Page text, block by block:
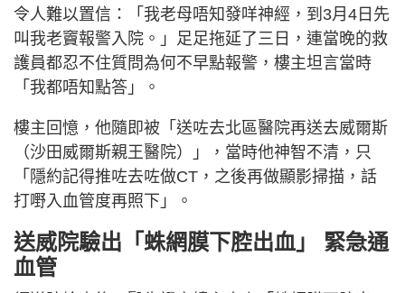
令人難以置信：「我老母唔知發咩神經，到3月4日先
叫我老竇報警入院。」足足拖延了三日，連當晚的救
護員都忍不住質問為何不早點報警，樓主坦言當時
「我都唔知點答」。
樓主回憶，他隨即被「送咗去北區醫院再送去威爾斯
（沙田威爾斯親王醫院）」，當時他神智不清，只
「隱約記得推咗去咗做CT，之後再做顯影掃描，話
打嘢入血管度再照下」。
送威院驗出「蛛網膜下腔出血」 緊急通
血管